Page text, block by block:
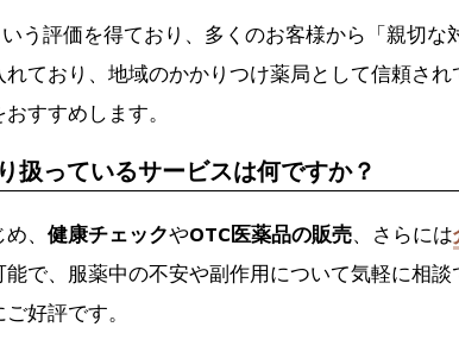
いう評価を得ており、多くのお客様から「親切
れており、地域のかかりつけ薬局として信頼さ
すすめします。
扱っているサービスは何ですか？
、 健康チェックやOTC医薬品の販売、さらには
能で、服薬中の不安や副作用について気軽に相談
好評です。